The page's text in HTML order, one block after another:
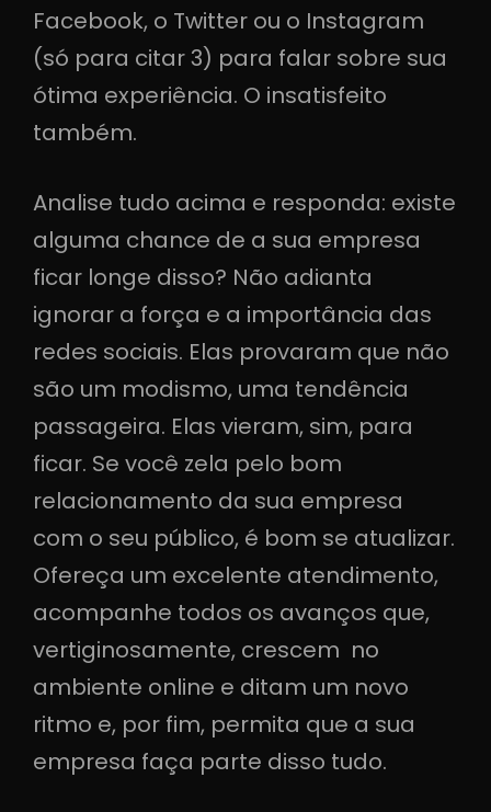
Facebook, o Twitter ou o Instagram
(só para citar 3) para falar sobre sua
ótima experiência. O insatisfeito
também.
Analise tudo acima e responda: existe
alguma chance de a sua empresa
ficar longe disso? Não adianta
ignorar a força e a importância das
redes sociais. Elas provaram que não
são um modismo, uma tendência
passageira. Elas vieram, sim, para
ficar. Se você zela pelo bom
relacionamento da sua empresa
com o seu público, é bom se atualizar.
Ofereça um excelente atendimento,
acompanhe todos os avanços que,
vertiginosamente, crescem no
ambiente online e ditam um novo
ritmo e, por fim, permita que a sua
empresa faça parte disso tudo.